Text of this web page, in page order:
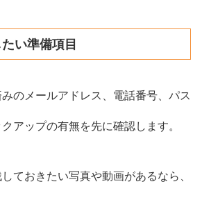
い準備項目
みのメールアドレス、電話番号、パス
アップの有無を先に確認します。
ておきたい写真や動画があるなら、